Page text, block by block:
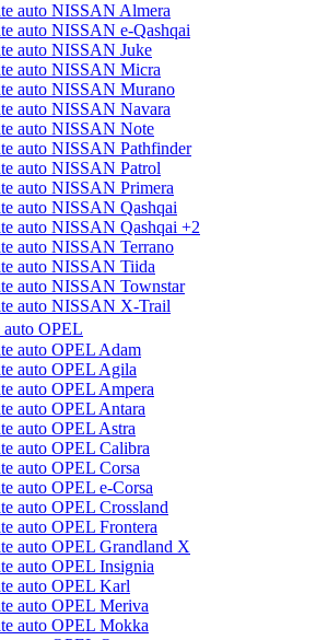
auto NISSAN Almera
auto NISSAN e-Qashqai
auto NISSAN Juke
auto NISSAN Micra
auto NISSAN Murano
auto NISSAN Navara
auto NISSAN Note
auto NISSAN Pathfinder
auto NISSAN Patrol
auto NISSAN Primera
auto NISSAN Qashqai
auto NISSAN Qashqai +2
auto NISSAN Terrano
auto NISSAN Tiida
auto NISSAN Townstar
auto NISSAN X-Trail
auto OPEL
auto OPEL Adam
auto OPEL Agila
auto OPEL Ampera
auto OPEL Antara
auto OPEL Astra
auto OPEL Calibra
auto OPEL Corsa
auto OPEL e-Corsa
auto OPEL Crossland
auto OPEL Frontera
auto OPEL Grandland X
auto OPEL Insignia
auto OPEL Karl
auto OPEL Meriva
auto OPEL Mokka